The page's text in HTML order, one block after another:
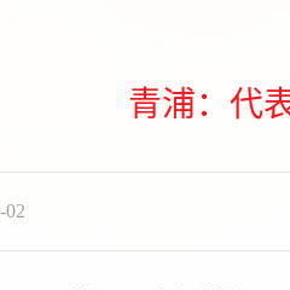
青浦：代
02